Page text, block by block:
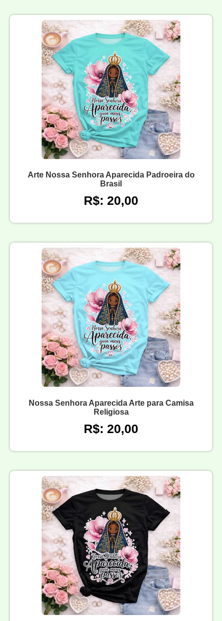
Arte Nossa Senhora Aparecida Padroeira do
Brasil
R$: 20,00
Nossa Senhora Aparecida Arte para Camisa
Religiosa
R$: 20,00